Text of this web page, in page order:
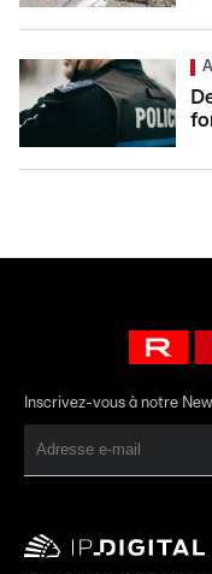
Inscrivez-vous à notre